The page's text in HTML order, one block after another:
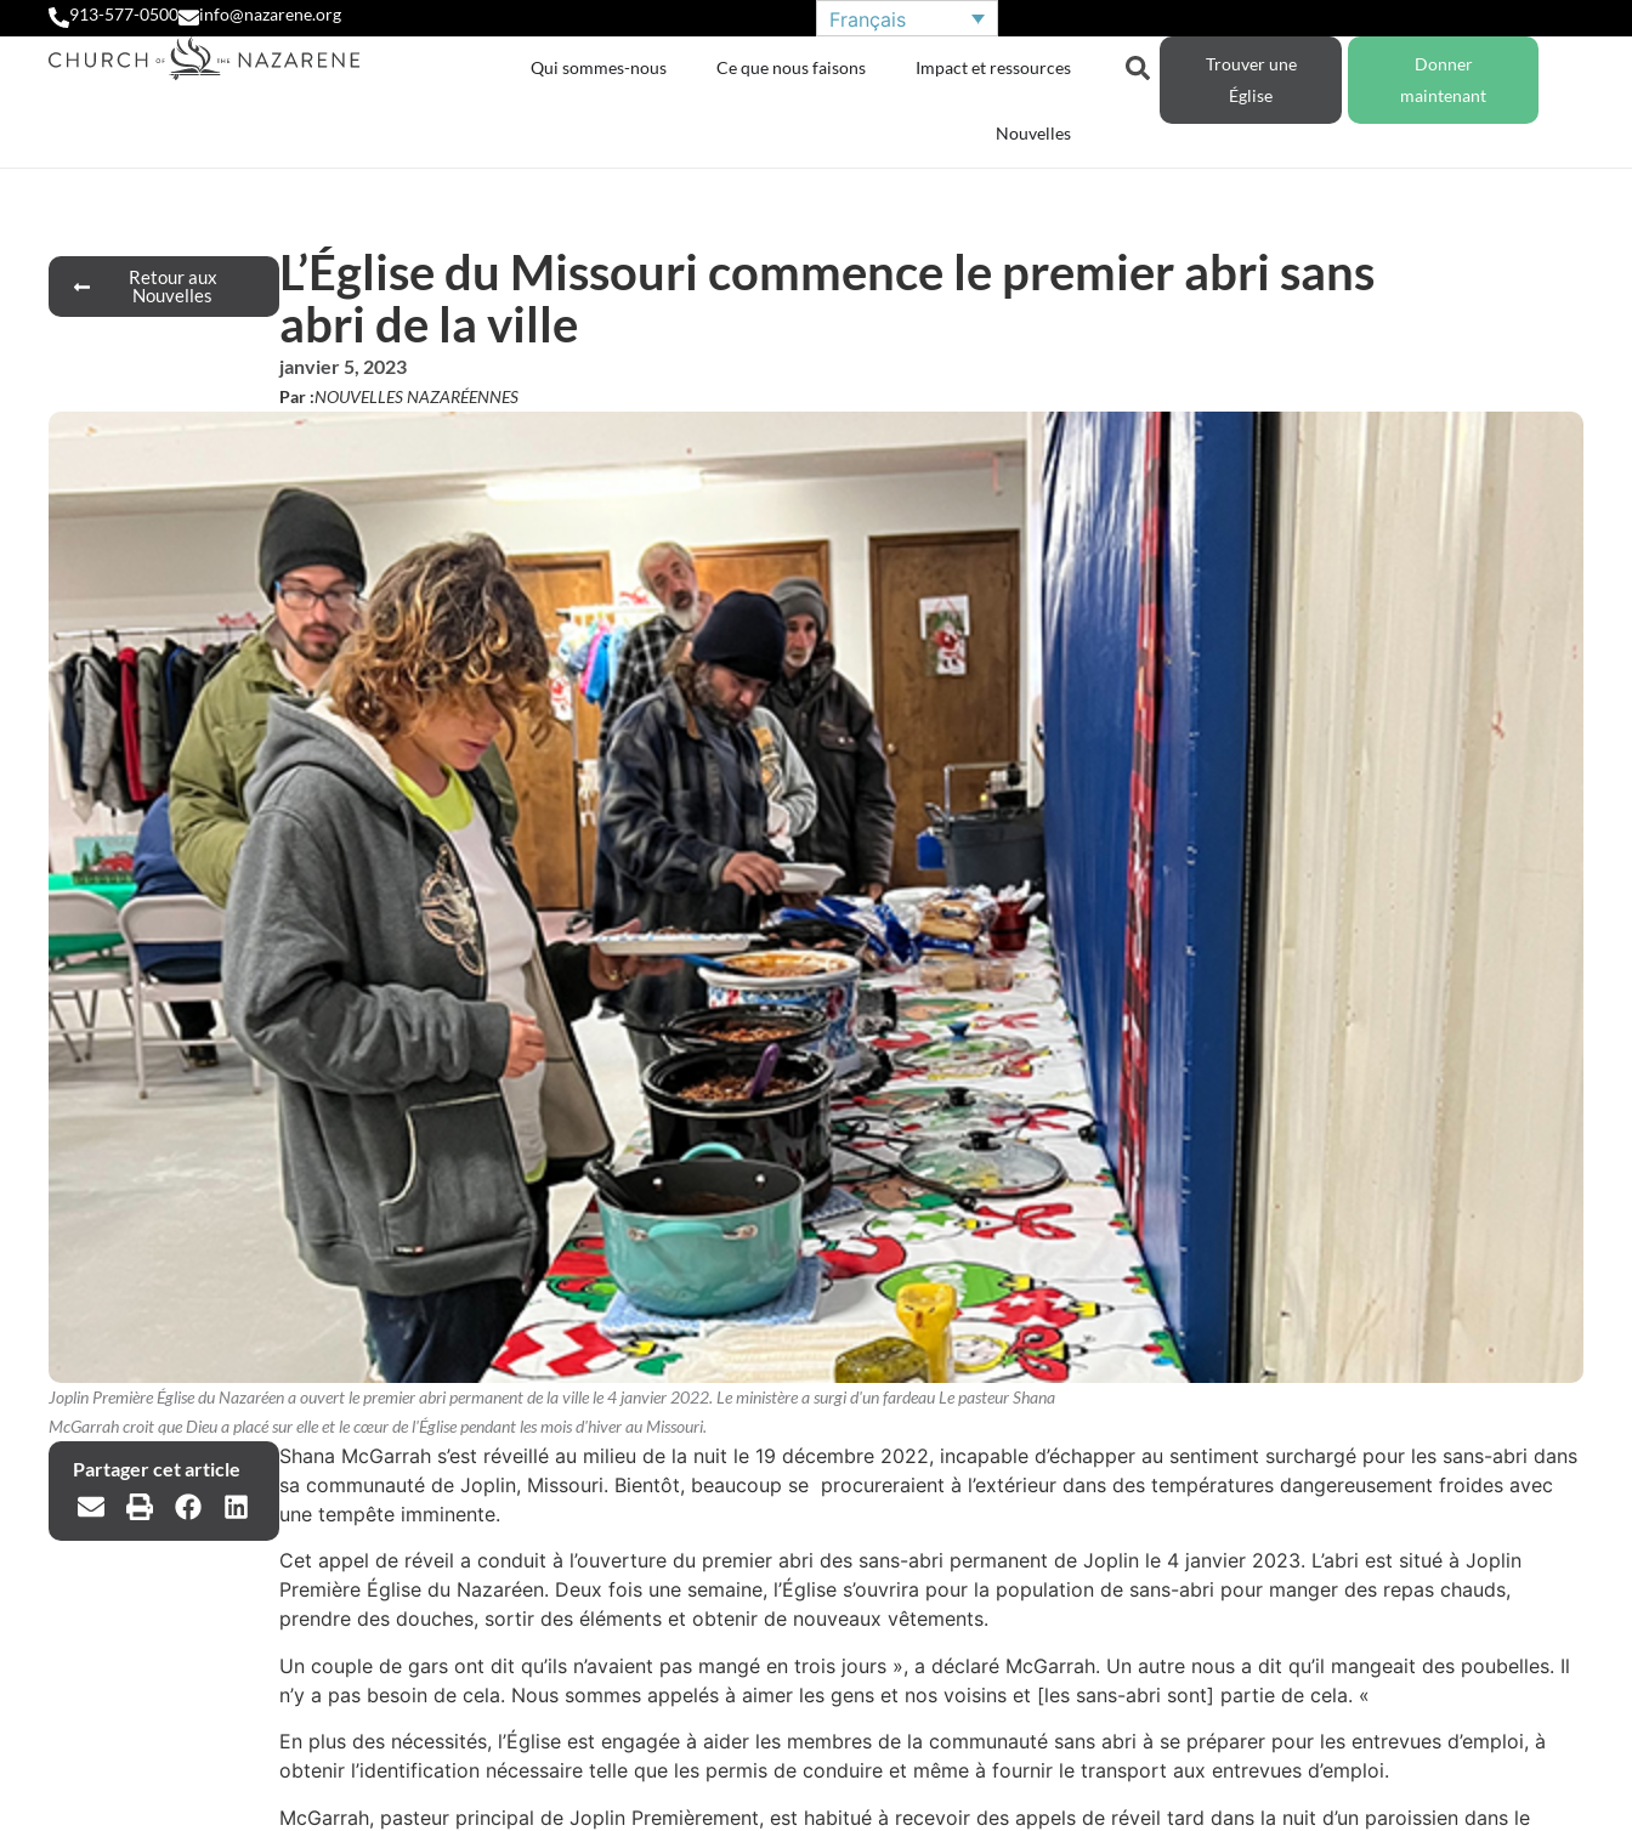
913-577-0500 info@nazarene.org Français
Qui sommes-nous Ce que nous faisons Impact et ressources
Nouvelles
Trouver une
Église
Donner
maintenant
Retour aux
Nouvelles
L’Église du Missouri commence le premier abri sans
abri de la ville
janvier 5, 2023
Par :NOUVELLES NAZARÉENNES
Joplin Première Église du Nazaréen a ouvert le premier abri permanent de la ville le 4 janvier 2022. Le ministère a surgi d'un fardeau Le pasteur Shana
McGarrah croit que Dieu a placé sur elle et le cœur de l'Église pendant les mois d'hiver au Missouri.
Partager cet article
Shana McGarrah s’est réveillé au milieu de la nuit le 19 décembre 2022, incapable d’échapper au sentiment surchargé pour les sans-abri dans
sa communauté de Joplin, Missouri. Bientôt, beaucoup se procureraient à l’extérieur dans des températures dangereusement froides avec
une tempête imminente.
Cet appel de réveil a conduit à l’ouverture du premier abri des sans-abri permanent de Joplin le 4 janvier 2023. L’abri est situé à Joplin
Première Église du Nazaréen. Deux fois une semaine, l’Église s’ouvrira pour la population de sans-abri pour manger des repas chauds,
prendre des douches, sortir des éléments et obtenir de nouveaux vêtements.
Un couple de gars ont dit qu’ils n’avaient pas mangé en trois jours », a déclaré McGarrah. Un autre nous a dit qu’il mangeait des poubelles. Il
n’y a pas besoin de cela. Nous sommes appelés à aimer les gens et nos voisins et [les sans-abri sont] partie de cela. «
En plus des nécessités, l’Église est engagée à aider les membres de la communauté sans abri à se préparer pour les entrevues d’emploi, à
obtenir l’identification nécessaire telle que les permis de conduire et même à fournir le transport aux entrevues d’emploi.
McGarrah, pasteur principal de Joplin Premièrement, est habitué à recevoir des appels de réveil tard dans la nuit d’un paroissien dans le